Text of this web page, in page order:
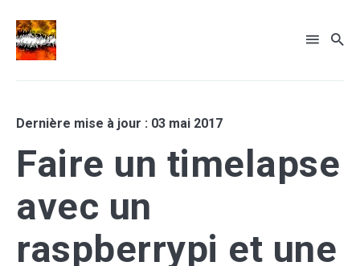
Dernière mise à jour : 03 mai 2017
Faire un timelapse
avec un
raspberrypi et une
Rechercher
sur
le
blog